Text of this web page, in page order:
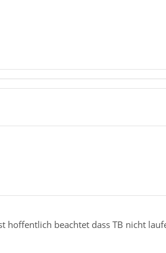
hoffentlich beachtet dass TB nicht